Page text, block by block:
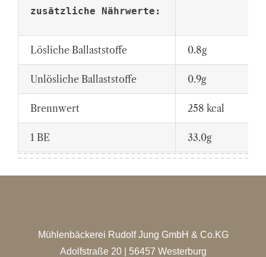
zusätzliche Nährwerte:
Lösliche Ballaststoffe 0.8g
Unlösliche Ballaststoffe 0.9g
Brennwert 258 kcal
1 BE 33.0g
Mühlenbäckerei Rudolf Jung GmbH & Co.KG
Adolfstraße 20 | 56457 Westerburg